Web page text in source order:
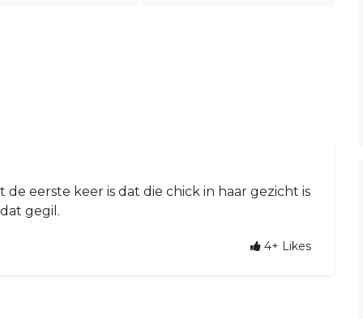
eerste keer is dat die chick in haar gezicht is
gegil.
4+ Likes